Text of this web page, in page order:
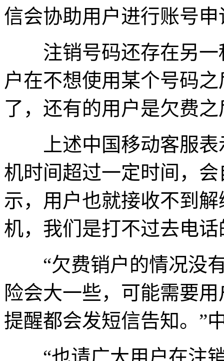
信会协助用户进行账号
注销号码还存在另一
户在不想使用某个号码
了，还有的用户是欠费
上述中国移动客服表
机时间超过一定时间，
示，用户也就接收不到
机，我们是打不过去电话
“欠费销户的情况没有
险会大一些，可能需要
提醒都会发短信告知。”